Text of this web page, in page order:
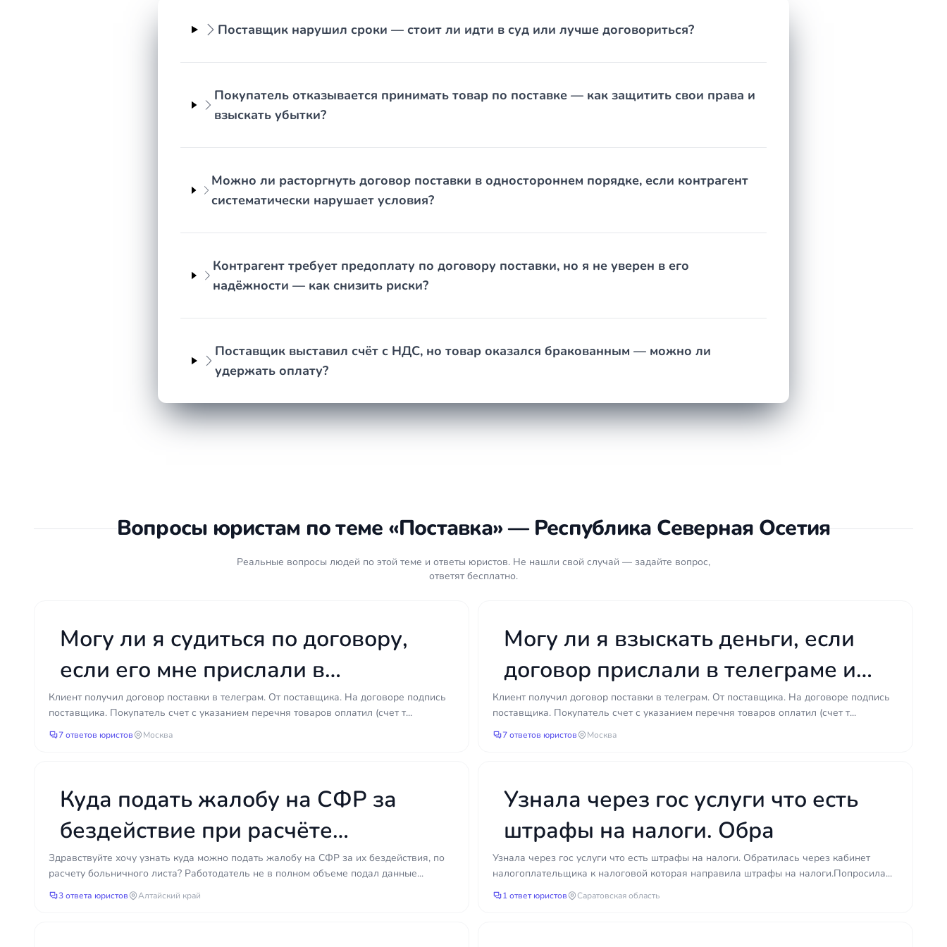
Переписка с контрагентом: электронные письма, мессенджеры, официальные претензии и ответы на них.
Споры по поставке редко решаются быстро, если упустить момент: доказательная база слабеет, контрагент успевает вывести активы, а сроки исковой давности
неумолимо идут. Именно поэтому важно сначала трезво оценить ситуацию — понять, на что вы вправе претендовать и какой путь будет эффективным, — и только
Поставщик нарушил сроки — стоит ли идти в суд или лучше договориться?
Покупатель отказывается принимать товар по поставке — как защитить свои права и
взыскать убытки?
Можно ли расторгнуть договор поставки в одностороннем порядке, если контрагент
систематически нарушает условия?
Контрагент требует предоплату по договору поставки, но я не уверен в его
надёжности — как снизить риски?
Поставщик выставил счёт с НДС, но товар оказался бракованным — можно ли
удержать оплату?
Вопросы юристам по теме «Поставка» — Республика Северная Осетия
Реальные вопросы людей по этой теме и ответы юристов. Не нашли свой случай — задайте вопрос,
ответят бесплатно.
Могу ли я судиться по договору,
если его мне прислали в
телеграме?
Клиент получил договор поставки в телеграм. От поставщика. На договоре подпись
поставщика. Покупатель счет с указанием перечня товаров оплатил (счет т...
7 ответов юристов Москва
Могу ли я взыскать деньги, если
договор прислали в телеграме и
товара привезли меньше?
Клиент получил договор поставки в телеграм. От поставщика. На договоре подпись
поставщика. Покупатель счет с указанием перечня товаров оплатил (счет т...
7 ответов юристов Москва
Куда подать жалобу на СФР за
бездействие при расчёте
больничного листа?
Здравствуйте хочу узнать куда можно подать жалобу на СФР за их бездействия, по
расчету больничного листа? Работодатель не в полном объеме подал данные...
3 ответа юристов Алтайский край
Узнала через гос услуги что есть
штрафы на налоги. Обра
Узнала через гос услуги что есть штрафы на налоги. Обратилась через кабинет
налогоплательщика к налоговой которая направила штрафы на налоги.Попросила...
1 ответ юристов Саратовская область